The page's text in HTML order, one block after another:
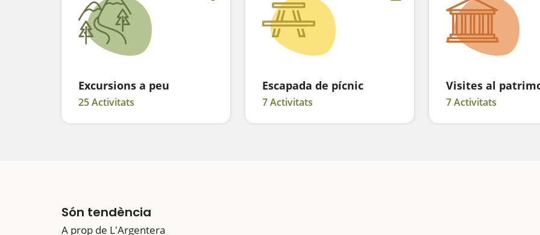
Excursions a peu
25 Activitats
Escapada de pícnic
7 Activitats
Visites al
7 Activitats
Són tendència
A prop de L'Argentera